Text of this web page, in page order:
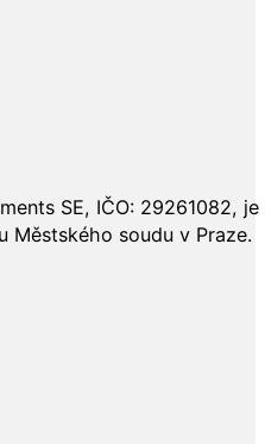
SE, IČO: 29261082,
Městského soudu v Praze.